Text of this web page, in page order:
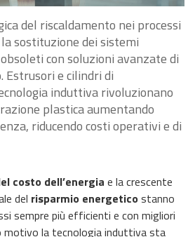
del riscaldamento nei processi
sostituzione dei sistemi
con soluzioni avanzate di
Estrusori e cilindri di
induttiva rivoluzionano
plastica aumentando
riducendo costi operativi e di
costo dell’energia e la crescente
del risparmio energetico stanno
sempre più efficienti e con migliori
motivo la tecnologia induttiva sta